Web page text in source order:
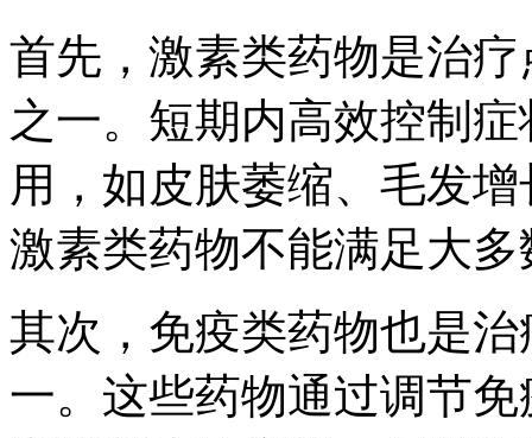
首先，激素类药物是治
之一。短期内高效控制
用，如皮肤萎缩、毛发
激素类药物不能满足大
其次，免疫类药物也是
一。这些药物通过调节